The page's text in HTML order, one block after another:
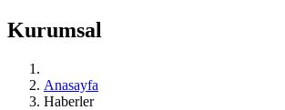
Kurumsal
Anasayfa
Haberler